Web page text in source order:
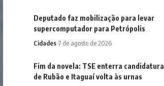
Deputado faz mobilização para levar
supercomputador para Petrópolis
Cidades 7 de agosto de 2026
Fim da novela: TSE enterra candidatura
de Rubão e Itaguaí volta às urnas